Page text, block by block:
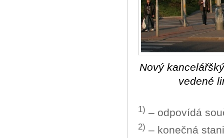
Nový
vedené
1) – odpovídá
2) – konečná